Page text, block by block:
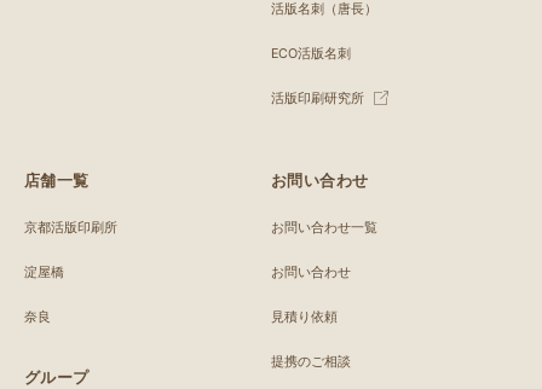
活版名刺（唐長）
ECO活版名刺
活版印刷研究所
店舗一覧
京都活版印刷所
淀屋橋
奈良
グループ
お問い合わせ
お問い合わせ一覧
お問い合わせ
見積り依頼
提携のご相談